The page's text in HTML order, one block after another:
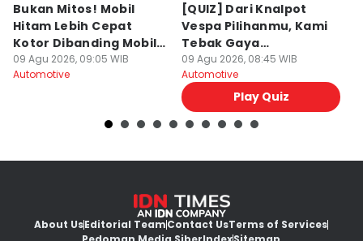
Bukan Mitos! Mobil
Hitam Lebih Cepat
Kotor Dibanding Mobil
Putih
09 Agu 2026, 09:05 WIB
Automotive
[QUIZ] Dari Knalpot
Vespa Pilihanmu, Kami
Tebak Gaya
Berkendaramu
09 Agu 2026, 08:45 WIB
Automotive
Play Quiz
About UsEditorial TeamContact UsTerms of Services